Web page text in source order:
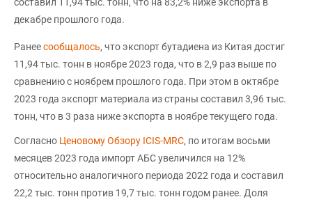
составил 11,94 тыс. тонн, что на 83,2% ниже экспорта в
декабре прошлого года.
Ранеесообщалось, что экспорт бутадиена из Китая достиг
11,94 тыс. тонн в ноябре 2023 года, что в 2,9 раз выше по
сравнению с ноябрем прошлого года. При этом в октябре
2023 года экспорт материала из страны составил 3,96 тыс.
тонн, что в 3 раза ниже экспорта в ноябре текущего года.
Согласно Ценовому Обзору ICIS-MRC, по итогам восьми
месяцев 2023 года импорт АБС увеличился на 12%
относительно аналогичного периода 2022 года и составил
22,2 тыс. тонн против 19,7 тыс. тонн годом ранее. Доля